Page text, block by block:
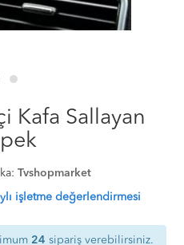
Kafa Sallayan
Tvshopmarket
işletme değerlendirmesi
24 sipariş verebilirsiniz.